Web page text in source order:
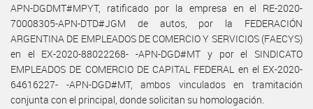
APN-DGDMT#MPYT, ratificado por la empresa en el RE-2020-
70008305-APN-DTD#JGM de autos, por la FEDERACIÓN
ARGENTINA DE EMPLEADOS DE COMERCIO Y SERVICIOS (FAECYS)
en el EX-2020-88022268- -APN-DGD#MT y por el SINDICATO
EMPLEADOS DE COMERCIO DE CAPITAL FEDERAL en el EX-2020-
64616227- -APN-DGD#MT, ambos vinculados en tramitación
conjunta con el principal, donde solicitan su homologación.